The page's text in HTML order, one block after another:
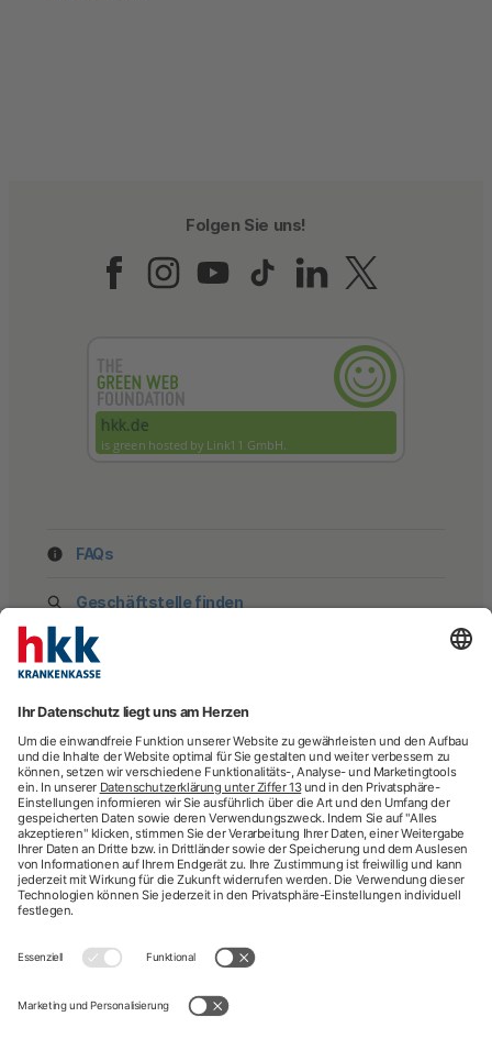
Folgen Sie uns!
Folgen Sie uns auf
Folgen Sie uns auf
Folgen Sie uns
Folgen Sie
Folgen
FAQs
Geschäftstelle finden
hkk Krankenkasse
28185 Bremen
Beratung
Newsletter
Mehr Kontaktdaten
Arztsuche
Arzttermin-Service
ICD-Diagnosesuche
Krankenhaussuche
Sporttelefon